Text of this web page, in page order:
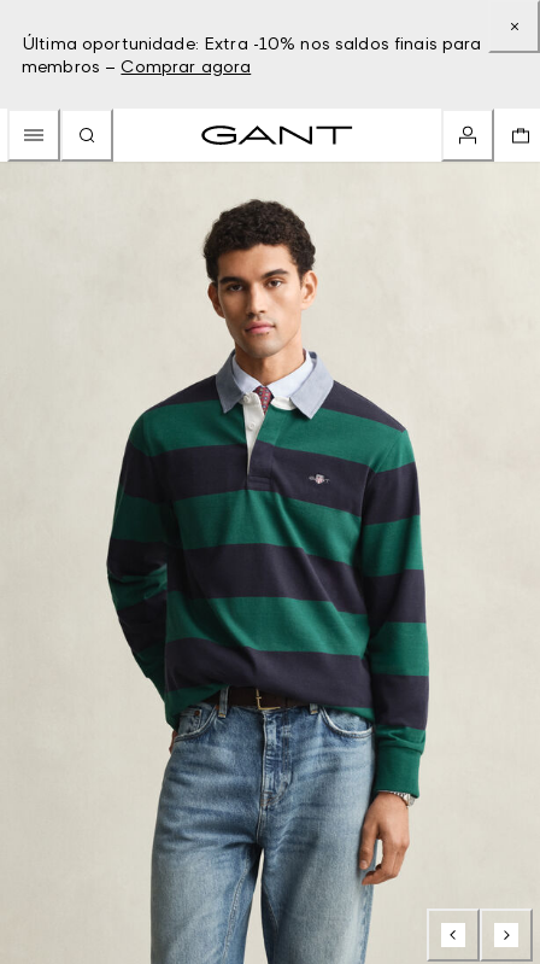
Última oportunidade: Extra -10% nos saldos finais para
membros – Comprar agora